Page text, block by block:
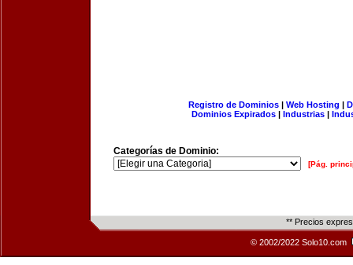
Registro de Dominios| Web Hosting |
Dominios Expirados | Industrias |
Categorías de Dominio:
[Pág.
** Precios
© 2002/2022 Solo10.com